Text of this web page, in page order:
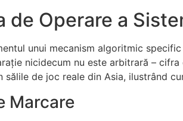
de Operare a
unui mecanism algoritmic
nicidecum nu este arbitrară –
sălile de joc reale din Asia, ilustrând
Marcare